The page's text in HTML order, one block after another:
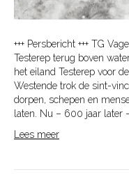
+++ Persbericht +++ TG
Testerep terug boven
het eiland Testerep voor
Westende trok de sint-
dorpen, schepen en
laten. Nu – 600 jaar later
Lees meer